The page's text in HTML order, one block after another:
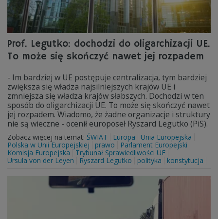
Prof. Legutko: dochodzi do oligarchizacji UE.
To może się skończyć nawet jej rozpadem
- Im bardziej w UE postępuje centralizacja, tym bardziej
zwiększa się władza najsilniejszych krajów UE i
zmniejsza się władza krajów słabszych. Dochodzi w ten
sposób do oligarchizacji UE. To może się skończyć nawet
jej rozpadem. Wiadomo, że żadne organizacje i struktury
nie są wieczne - ocenił europoseł Ryszard Legutko (PiS).
Zobacz więcej na temat: ŚWIAT Europa
Unia Europejska
Polska w Unii Europejskiej
prawo
Parlament Europejski
Komisja Europejska
Trybunał Sprawiedliwości UE
Ursula von der Leyen
Ryszard Legutko polityka konstytucja